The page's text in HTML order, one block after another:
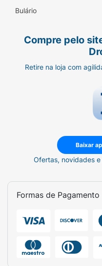
Bulário
Compre pelo
Retire na loja com
Baixar
Ofertas, novidades
Formas de Pagamento